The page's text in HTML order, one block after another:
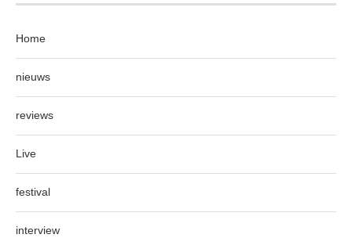
Home
nieuws
reviews
Live
festival
interview